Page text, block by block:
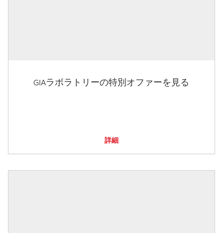
GIAラボラトリーの特別オファーを見る
詳細